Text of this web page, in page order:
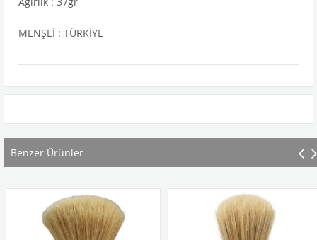
MENŞEİ : TÜRKİYE
Benzer Ürünler